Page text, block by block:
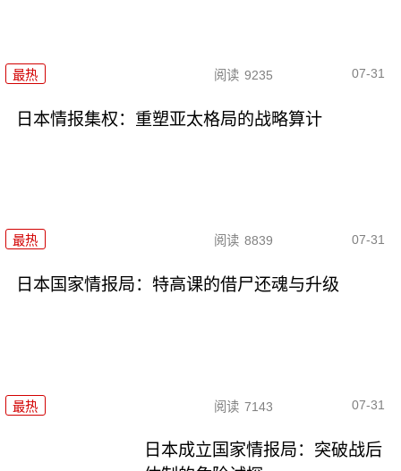
最热 阅读 9235 07-31
日本情报集权：重塑亚太格局的战略算计
最热 阅读 8839 07-31
日本国家情报局：特高课的借尸还魂与升级
最热 阅读 7143 07-31
日本成立国家情报局：突破战后